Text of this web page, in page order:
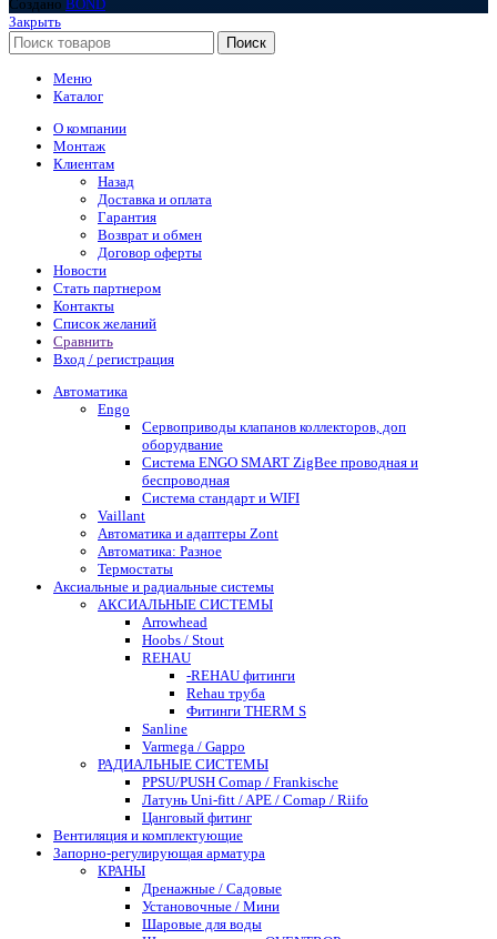
Создано BOND
Закрыть
Поиск
Меню
Каталог
О компании
Монтаж
Клиентам
Назад
Доставка и оплата
Гарантия
Возврат и обмен
Договор оферты
Новости
Стать партнером
Контакты
Список желаний
Сравнить
Вход / регистрация
Автоматика
Engo
Сервоприводы клапанов коллекторов, доп
оборудвание
Система ENGO SMART ZigBee проводная и
беспроводная
Система стандарт и WIFI
Vaillant
Автоматика и адаптеры Zont
Автоматика: Разное
Термостаты
Аксиальные и радиальные системы
АКСИАЛЬНЫЕ СИСТЕМЫ
Arrowhead
Hoobs / Stout
REHAU
-REHAU фитинги
Rehau труба
Фитинги THERM S
Sanline
Varmega / Gappo
РАДИАЛЬНЫЕ СИСТЕМЫ
PPSU/PUSH Comap / Frankische
Латунь Uni-fitt / APE / Comap / Riifo
Цанговый фитинг
Вентиляция и комплектующие
Запорно-регулирующая арматура
КРАНЫ
Дренажные / Садовые
Установочные / Мини
Шаровые для воды